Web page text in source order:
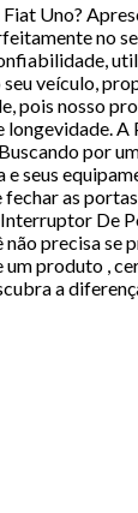
Uno?
veículo,
nosso
por
seus
as
De
precisa
produto ,
a